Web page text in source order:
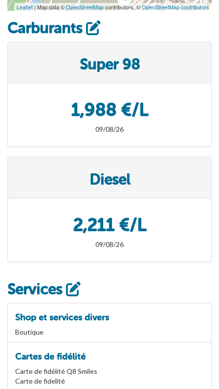
Leaflet| Map data ©OpenStreetMapcontributors, ©OpenStreetMap contributors
Carburants
Super 98
1,988 €/L
09/08/26
Diesel
2,211 €/L
09/08/26
Services
Shop et services divers
Boutique
Cartes de fidélité
Carte de fidélité Q8 Smiles
Carte de fidelité